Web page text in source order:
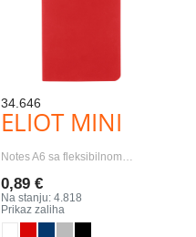
34.646
ELIOT MINI
Notes A6 sa fleksibilnom…
0,89 €
Na stanju: 4.818
Prikaz zaliha